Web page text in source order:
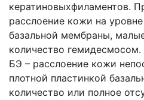
кератиновыхфиламентов.
расслоение кожи на
базальной мембраны,
количество
БЭ – расслоение кожи
плотной пластинкой
количество или полное